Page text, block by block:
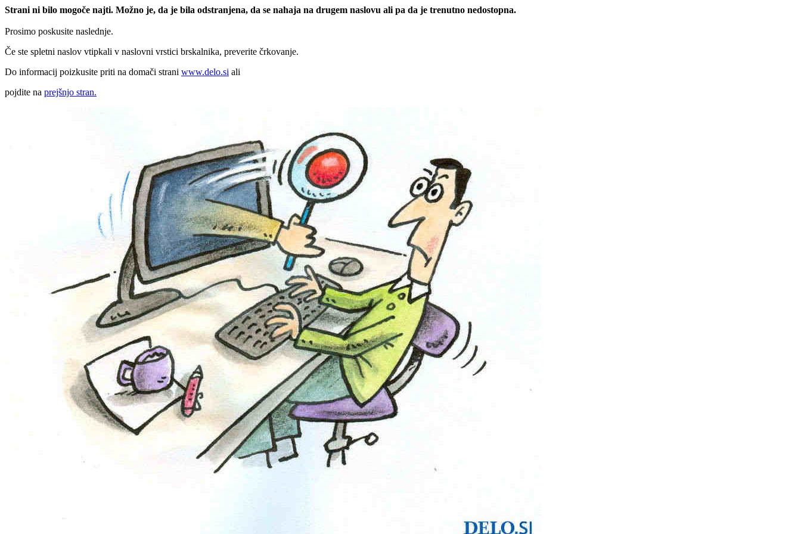
Strani ni bilo mogoče najti. Možno je, da je bila odstranjena, da se nahaja na drugem naslovu ali pa da je trenutno nedostopna.
Prosimo poskusite naslednje.
Če ste spletni naslov vtipkali v naslovni vrstici brskalnika, preverite črkovanje.
Do informacij poizkusite priti na domači strani www.delo.si ali
pojdite na prejšnjo stran.